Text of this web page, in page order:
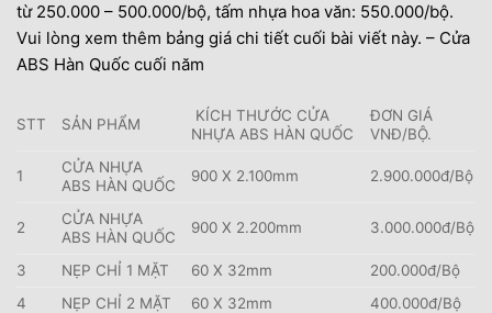
từ 250.000 – 500.000/bộ, tấm nhựa hoa văn: 550.000/bộ.
Vui lòng xem thêm bảng giá chi tiết cuối bài viết này. – Cửa
ABS Hàn Quốc cuối năm
STT SẢN PHẨM
KÍCH THƯỚC CỬA
NHỰA ABS HÀN QUỐC
ĐƠN GIÁ
VNĐ/BỘ.
1
CỬA NHỰA
ABS HÀN QUỐC
900 X 2.100mm 2.900.000đ/Bộ
2
CỬA NHỰA
ABS HÀN QUỐC
900 X 2.200mm 3.000.000đ/Bộ
3 NẸP CHỈ 1 MẶT 60 X 32mm
200.000đ/Bộ
4
NẸP CHỈ 2 MẶT 60 X 32mm 400.000đ/Bộ